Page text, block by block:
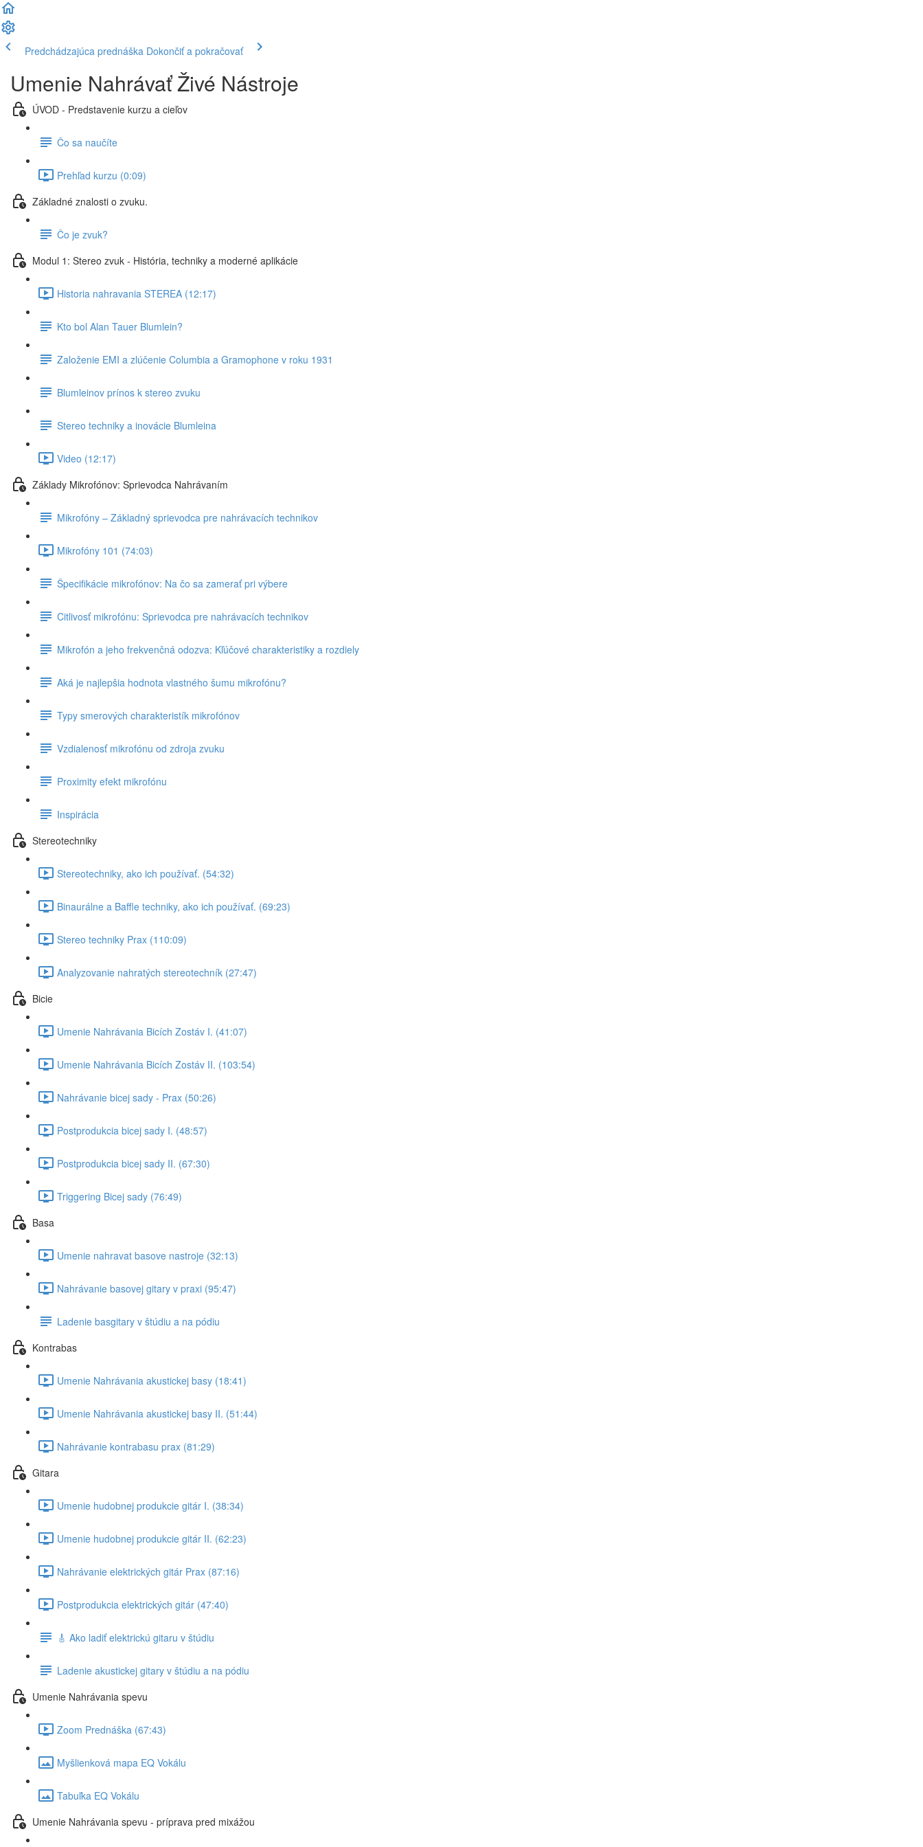
Predchádzajúca prednáška Dokončiť a pokračovať
Umenie Nahrávať Živé Nástroje
ÚVOD - Predstavenie kurzu a cieľov
Čo sa naučíte
Prehľad kurzu (0:09)
Základné znalosti o zvuku.
Čo je zvuk?
Modul 1: Stereo zvuk - História, techniky a moderné aplikácie
Historia nahravania STEREA (12:17)
Kto bol Alan Tauer Blumlein?
Založenie EMI a zlúčenie Columbia a Gramophone v roku 1931
Blumleinov prínos k stereo zvuku
Stereo techniky a inovácie Blumleina
Video (12:17)
Základy Mikrofónov: Sprievodca Nahrávaním
Mikrofóny – Základný sprievodca pre nahrávacích technikov
Mikrofóny 101 (74:03)
Špecifikácie mikrofónov: Na čo sa zamerať pri výbere
Citlivosť mikrofónu: Sprievodca pre nahrávacích technikov
Mikrofón a jeho frekvenčná odozva: Kľúčové charakteristiky a rozdiely
Aká je najlepšia hodnota vlastného šumu mikrofónu?
Typy smerových charakteristík mikrofónov
Vzdialenosť mikrofónu od zdroja zvuku
Proximity efekt mikrofónu
Inspirácia
Stereotechniky
Stereotechniky, ako ich používať. (54:32)
Binaurálne a Baffle techniky, ako ich používať. (69:23)
Stereo techniky Prax (110:09)
Analyzovanie nahratých stereotechník (27:47)
Bicie
Umenie Nahrávania Bicích Zostáv I. (41:07)
Umenie Nahrávania Bicích Zostáv II. (103:54)
Nahrávanie bicej sady - Prax (50:26)
Postprodukcia bicej sady I. (48:57)
Postprodukcia bicej sady II. (67:30)
Triggering Bicej sady (76:49)
Basa
Umenie nahravat basove nastroje (32:13)
Nahrávanie basovej gitary v praxi (95:47)
Ladenie basgitary v štúdiu a na pódiu
Kontrabas
Umenie Nahrávania akustickej basy (18:41)
Umenie Nahrávania akustickej basy II. (51:44)
Nahrávanie kontrabasu prax (81:29)
Gitara
Umenie hudobnej produkcie gitár I. (38:34)
Umenie hudobnej produkcie gitár II. (62:23)
Nahrávanie elektrických gitár Prax (87:16)
Postprodukcia elektrických gitár (47:40)
🎸 Ako ladiť elektrickú gitaru v štúdiu
Ladenie akustickej gitary v štúdiu a na pódiu
Umenie Nahrávania spevu
Zoom Prednáška (67:43)
Myšlienková mapa EQ Vokálu
Tabuľka EQ Vokálu
Umenie Nahrávania spevu - príprava pred mixážou